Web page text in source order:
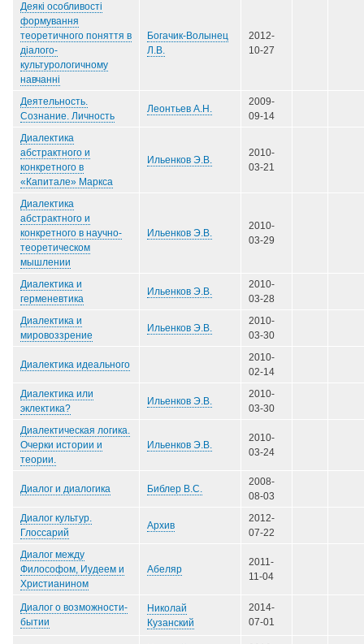
Деякі особливості
формування
теоретичного поняття в
діалого-
культурологичному
навчанні
Богачик-Волынец
Л.В.
2012-
10-27
Деятельность.
Сознание. Личность
Леонтьев А.Н.
2009-
09-14
Диалектика
абстрактного и
конкретного в
«Капитале» Маркса
Ильенков Э.В.
2010-
03-21
Диалектика
абстрактного и
конкретного в научно-
теоретическом
мышлении
Ильенков Э.В.
2010-
03-29
Диалектика и
герменевтика
Ильенков Э.В.
2010-
03-28
Диалектика и
мировоззрение
Ильенков Э.В.
2010-
03-30
Диалектика идеального
2010-
02-14
Диалектика или
эклектика?
Ильенков Э.В.
2010-
03-30
Диалектическая логика.
Очерки истории и
теории.
Ильенков Э.В.
2010-
03-24
Диалог и диалогика Библер В.С.
2008-
08-03
Диалог культур.
Глоссарий
Архив
2012-
07-22
Диалог между
Философом, Иудеем и
Христианином
Абеляр
2011-
11-04
Диалог о возможности-
бытии
Николай
Кузанский
2014-
07-01